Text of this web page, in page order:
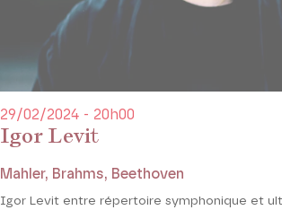
Igor Levit
29/02/2024 - 20h00
Mahler, Brahms, Beethoven
Igor Levit entre répertoire symphonique et